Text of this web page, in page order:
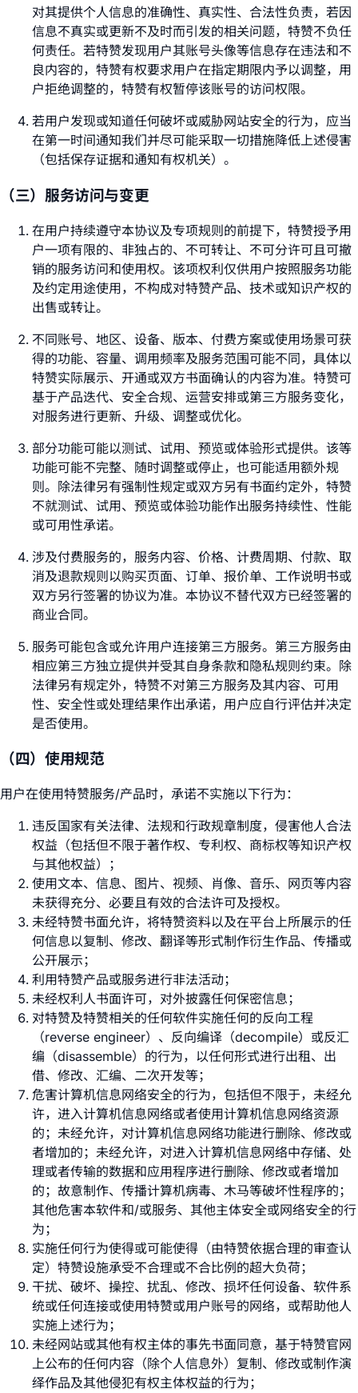
对其提供个人信息的准确性、真实性、合法性负责，若因
信息不真实或更新不及时而引发的相关问题，特赞不负任
何责任。若特赞发现用户其账号头像等信息存在违法和不
良内容的，特赞有权要求用户在指定期限内予以调整，用
户拒绝调整的，特赞有权暂停该账号的访问权限。
若用户发现或知道任何破坏或威胁网站安全的行为，应当
在第一时间通知我们并尽可能采取一切措施降低上述侵害
（包括保存证据和通知有权机关）。
（三）服务访问与变更
在用户持续遵守本协议及专项规则的前提下，特赞授予用
户一项有限的、非独占的、不可转让、不可分许可且可撤
销的服务访问和使用权。该项权利仅供用户按照服务功能
及约定用途使用，不构成对特赞产品、技术或知识产权的
出售或转让。
不同账号、地区、设备、版本、付费方案或使用场景可获
得的功能、容量、调用频率及服务范围可能不同，具体以
特赞实际展示、开通或双方书面确认的内容为准。特赞可
基于产品迭代、安全合规、运营安排或第三方服务变化，
对服务进行更新、升级、调整或优化。
部分功能可能以测试、试用、预览或体验形式提供。该等
功能可能不完整、随时调整或停止，也可能适用额外规
则。除法律另有强制性规定或双方另有书面约定外，特赞
不就测试、试用、预览或体验功能作出服务持续性、性能
或可用性承诺。
涉及付费服务的，服务内容、价格、计费周期、付款、取
消及退款规则以购买页面、订单、报价单、工作说明书或
双方另行签署的协议为准。本协议不替代双方已经签署的
商业合同。
服务可能包含或允许用户连接第三方服务。第三方服务由
相应第三方独立提供并受其自身条款和隐私规则约束。除
法律另有规定外，特赞不对第三方服务及其内容、可用
性、安全性或处理结果作出承诺，用户应自行评估并决定
是否使用。
（四）使用规范
用户在使用特赞服务/产品时，承诺不实施以下行为：
违反国家有关法律、法规和行政规章制度，侵害他人合法
权益（包括但不限于著作权、专利权、商标权等知识产权
与其他权益）；
使用文本、信息、图片、视频、肖像、音乐、网页等内容
未获得充分、必要且有效的合法许可及授权。
未经特赞书面允许，将特赞资料以及在平台上所展示的任
何信息以复制、修改、翻译等形式制作衍生作品、传播或
公开展示；
利用特赞产品或服务进行非法活动；
未经权利人书面许可，对外披露任何保密信息；
对特赞及特赞相关的任何软件实施任何的反向工程
（reverse engineer）、反向编译（decompile）或反汇
编（disassemble）的行为，以任何形式进行出租、出
借、修改、汇编、二次开发等；
危害计算机信息网络安全的行为，包括但不限于，未经允
许，进入计算机信息网络或者使用计算机信息网络资源
的；未经允许，对计算机信息网络功能进行删除、修改或
者增加的；未经允许，对进入计算机信息网络中存储、处
理或者传输的数据和应用程序进行删除、修改或者增加
的；故意制作、传播计算机病毒、木马等破坏性程序的；
其他危害本软件和/或服务、其他主体安全或网络安全的行
为；
实施任何行为使得或可能使得（由特赞依据合理的审查认
定）特赞设施承受不合理或不合比例的超大负荷；
干扰、破坏、操控、扰乱、修改、损坏任何设备、软件系
统或任何连接或使用特赞或用户账号的网络，或帮助他人
实施上述行为；
未经网站或其他有权主体的事先书面同意，基于特赞官网
上公布的任何内容（除个人信息外）复制、修改或制作演
绎作品及其他侵犯有权主体权益的行为；